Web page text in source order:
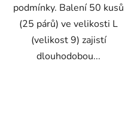
podmínky. Balení 50 kusů
(25 párů) ve velikosti L
(velikost 9) zajistí
dlouhodobou...